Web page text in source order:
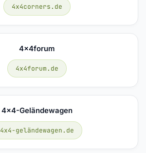
4x4corners.de
4x4forum
4x4forum.de
4x4-Geländewagen
4x4-geländewagen.de